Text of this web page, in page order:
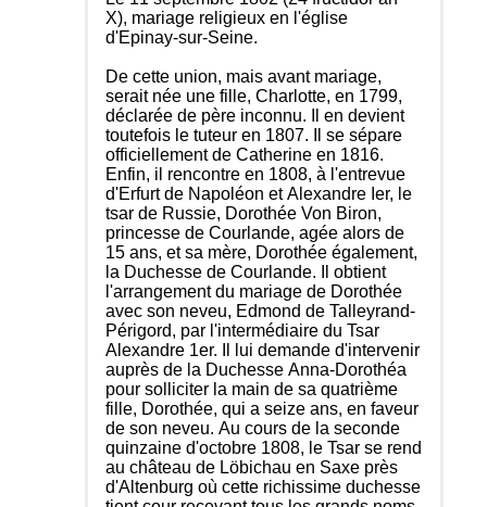
X), mariage religieux en l'église
d'Epinay-sur-Seine.
De cette union, mais avant mariage,
serait née une fille, Charlotte, en 1799,
déclarée de père inconnu. Il en devient
toutefois le tuteur en 1807. Il se sépare
officiellement de Catherine en 1816.
Enfin, il rencontre en 1808, à l'entrevue
d'Erfurt de Napoléon et Alexandre Ier, le
tsar de Russie, Dorothée Von Biron,
princesse de Courlande, agée alors de
15 ans, et sa mère, Dorothée également,
la Duchesse de Courlande. Il obtient
l'arrangement du mariage de Dorothée
avec son neveu, Edmond de Talleyrand-
Périgord, par l'intermédiaire du Tsar
Alexandre 1er. Il lui demande d'intervenir
auprès de la Duchesse Anna-Dorothéa
pour solliciter la main de sa quatrième
fille, Dorothée, qui a seize ans, en faveur
de son neveu. Au cours de la seconde
quinzaine d'octobre 1808, le Tsar se rend
au château de Löbichau en Saxe près
d'Altenburg où cette richissime duchesse